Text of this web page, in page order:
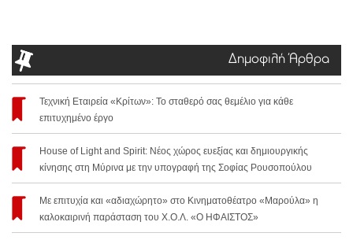
Δημοφιλή Άρθρα
Τεχνική Εταιρεία «Κρίτων»: Το σταθερό σας θεμέλιο για κάθε
επιτυχημένο έργο
House of Light and Spirit: Νέος χώρος ευεξίας και δημιουργικής
κίνησης στη Μύρινα με την υπογραφή της Σοφίας Ρουσοπούλου
Με επιτυχία και «αδιαχώρητο» στο Κινηματοθέατρο «Μαρούλα» η
καλοκαιρινή παράσταση του Χ.Ο.Λ. «Ο ΗΦΑΙΣΤΟΣ»